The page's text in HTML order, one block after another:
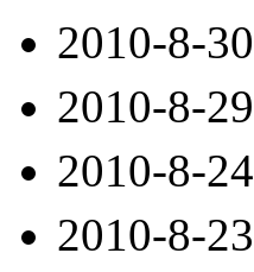
2010-8-30
2010-8-29
2010-8-24
2010-8-23